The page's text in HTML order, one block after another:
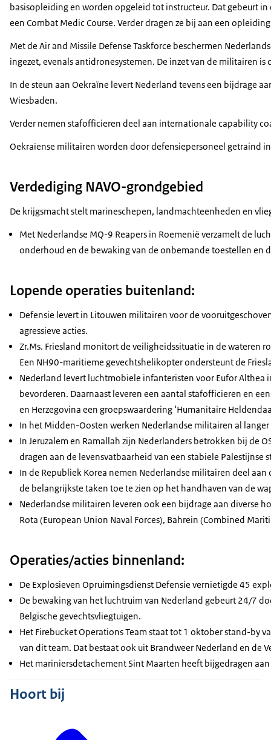
basisopleiding en worden opgeleid tot instructeur. Dat gebeurt
een Combat Medic Course. Verder dragen ze bij aan een
Met de Air and Missile Defense Taskforce beschermen
ingezet, evenals antidronesystemen. De inzet van de militairen
In de steun aan Oekraïne levert Nederland tevens een bijdrage
Wiesbaden.
Verder nemen stafofficieren deel aan internationale capability
Oekraïense militairen worden door defensiepersoneel getraind
Verdediging NAVO-grondgebied
De krijgsmacht stelt marineschepen, landmachteenheden en
Met Nederlandse MQ-9 Reapers in Roemenië verzamelt de
onderhoud en de bewaking van de onbemande toestellen en
Lopende operaties buitenland:
Defensie levert in Litouwen militairen voor de
agressieve acties.
Zr.Ms. Friesland monitort de veiligheidssituatie in de wateren
Een NH90-maritieme gevechtshelikopter ondersteunt de
Nederland levert luchtmobiele infanteristen voor Eufor Althea
bevorderen. Daarnaast leveren een aantal stafofficieren en
en Herzegovina een groepswaardering ‘Humanitaire
In het Midden-Oosten werken Nederlandse militairen al
In Jeruzalem en Ramallah zijn Nederlanders betrokken bij de
dragen aan de levensvatbaarheid van een stabiele Palestijnse
In de Republiek Korea nemen Nederlandse militairen deel aan
de belangrijkste taken toe te zien op het handhaven van de
Nederlandse militairen leveren ook een bijdrage aan diverse
Rota (European Union Naval Forces), Bahrein (Combined
Operaties/acties binnenland:
De Explosieven Opruimingsdienst Defensie vernietigde 45
De bewaking van het luchtruim van Nederland gebeurt 24/7
Belgische gevechtsvliegtuigen.
Het Firebucket Operations Team staat tot 1 oktober stand-by
van dit team. Dat bestaat ook uit Brandweer Nederland en de
Het mariniersdetachement Sint Maarten heeft bijgedragen
Hoort bij